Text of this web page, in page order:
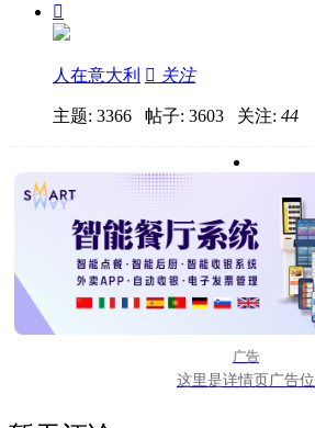

人在意大利  关注
主题: 3366 帖子: 3603 关注: 44
广告
这里是详情页广告位